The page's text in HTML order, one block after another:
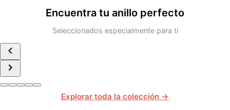
Encuentra tu anillo perfecto
Seleccionados especialmente para ti
Explorar toda la colección →